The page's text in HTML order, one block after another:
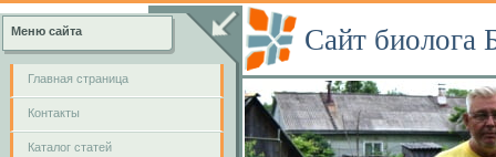
Меню сайта
Главная страница
Контакты
Каталог статей
Сайт биолога